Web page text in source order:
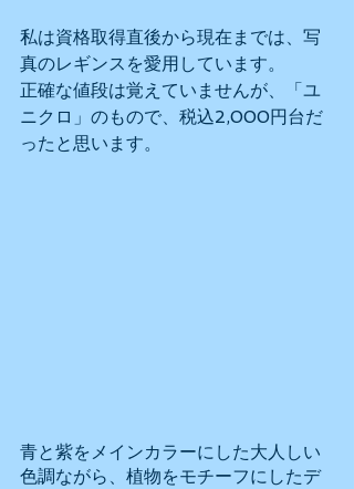
私は資格取得直後から現在までは、写
真のレギンスを愛用しています。
正確な値段は覚えていませんが、「ユ
ニクロ」のもので、税込2,000円台だ
ったと思います。
青と紫をメインカラーにした大人しい
色調ながら、植物をモチーフにしたデ